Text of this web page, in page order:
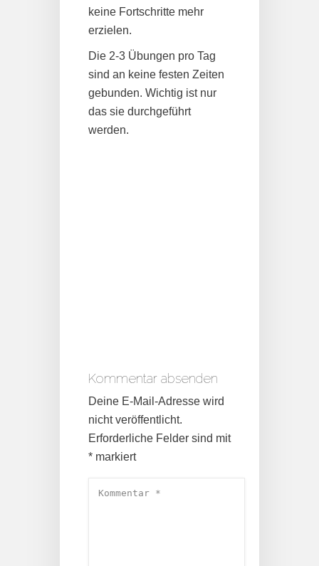
keine Fortschritte mehr
erzielen.
Die 2-3 Übungen pro Tag
sind an keine festen Zeiten
gebunden. Wichtig ist nur
das sie durchgeführt
werden.
Kommentar absenden
Deine E-Mail-Adresse wird
nicht veröffentlicht.
Erforderliche Felder sind mit
* markiert